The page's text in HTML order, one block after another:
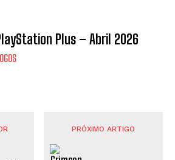
Plus – Abril 2026
PRÓXIMO ARTIGO